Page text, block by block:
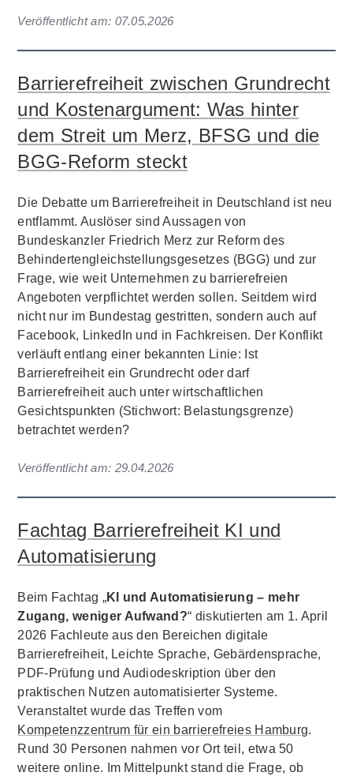
Veröffentlicht am: 07.05.2026
Barrierefreiheit zwischen Grundrecht
und Kostenargument: Was hinter
dem Streit um Merz, BFSG und die
BGG-Reform steckt
Die Debatte um Barrierefreiheit in Deutschland ist neu
entflammt. Auslöser sind Aussagen von
Bundeskanzler Friedrich Merz zur Reform des
Behindertengleichstellungsgesetzes (BGG) und zur
Frage, wie weit Unternehmen zu barrierefreien
Angeboten verpflichtet werden sollen. Seitdem wird
nicht nur im Bundestag gestritten, sondern auch auf
Facebook, LinkedIn und in Fachkreisen. Der Konflikt
verläuft entlang einer bekannten Linie: Ist
Barrierefreiheit ein Grundrecht oder darf
Barrierefreiheit auch unter wirtschaftlichen
Gesichtspunkten (Stichwort: Belastungsgrenze)
betrachtet werden?
Veröffentlicht am: 29.04.2026
Fachtag Barrierefreiheit KI und
Automatisierung
Beim Fachtag „KI und Automatisierung – mehr
Zugang, weniger Aufwand?“ diskutierten am 1. April
2026 Fachleute aus den Bereichen digitale
Barrierefreiheit, Leichte Sprache, Gebärdensprache,
PDF-Prüfung und Audiodeskription über den
praktischen Nutzen automatisierter Systeme.
Veranstaltet wurde das Treffen vom
Kompetenzzentrum für ein barrierefreies Hamburg.
Rund 30 Personen nahmen vor Ort teil, etwa 50
weitere online. Im Mittelpunkt stand die Frage, ob